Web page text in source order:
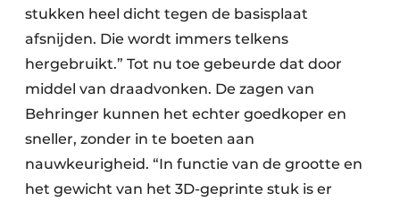
stukken heel dicht tegen de basisplaat
afsnijden. Die wordt immers telkens
hergebruikt.” Tot nu toe gebeurde dat door
middel van draadvonken. De zagen van
Behringer kunnen het echter goedkoper en
sneller, zonder in te boeten aan
nauwkeurigheid. “In functie van de grootte en
het gewicht van het 3D-geprinte stuk is er